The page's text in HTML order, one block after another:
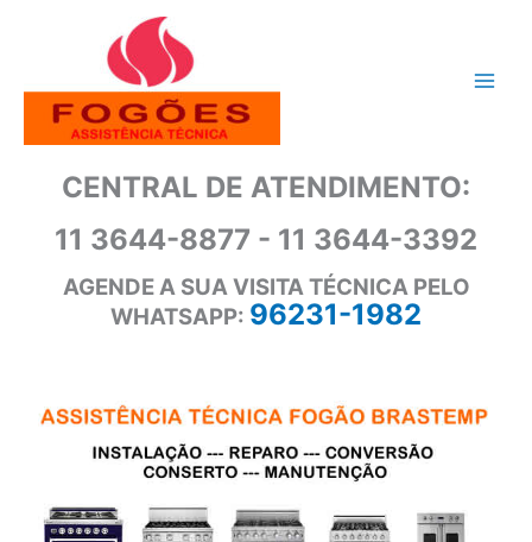
conteúdo
CENTRAL DE ATENDIMENTO:
11 3644-8877 - 11 3644-3392
AGENDE A SUA VISITA TÉCNICA PELO
WHATSAPP: 96231-1982